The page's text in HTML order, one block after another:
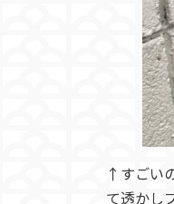
↑すごい
て透かし